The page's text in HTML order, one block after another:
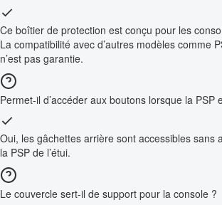
Ce boîtier de protection est conçu pour les
La compatibilité avec d’autres modèles comme
n’est pas garantie.
Permet-il d’accéder aux boutons lorsque la PSP
Oui, les gâchettes arrière sont accessibles sans
la PSP de l’étui.
Le couvercle sert-il de support pour la console ?